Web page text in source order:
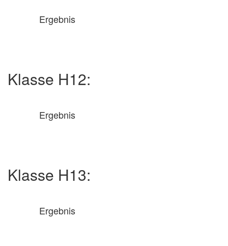
Ergebnis
Klasse H12:
Ergebnis
Klasse H13:
Ergebnis